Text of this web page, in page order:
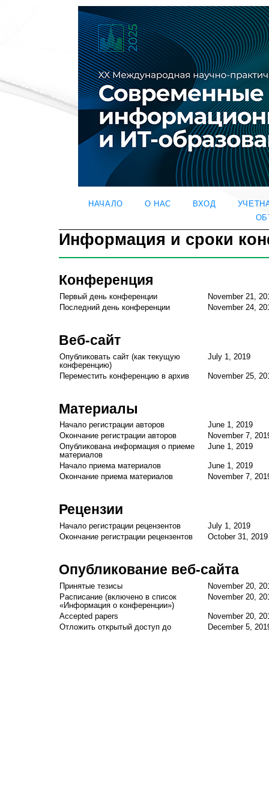
НАЧАЛО О НАС ВХОД
Информация и сроки
Конференция
Первый день конференции
November 21,
Последний день конференции
November 24,
Веб-сайт
Опубликовать сайт (как текущую
конференцию)
July 1, 2019
Переместить конференцию в архив November 25,
Материалы
Начало регистрации авторов
June 1, 2019
Окончание регистрации авторов
November 7,
Опубликована информация о приеме
материалов
June 1, 2019
Начало приема материалов
June 1, 2019
Окончание приема материалов
November 7,
Рецензии
Начало регистрации рецензентов
July 1, 2019
Окончание регистрации рецензентов
October 31, 2019
Опубликование веб-сайта
Принятые тезисы
November 20,
Расписание (включено в список
«Информация о конференции»)
November 20,
Accepted papers
November 20,
Отложить открытый доступ до
December 5,